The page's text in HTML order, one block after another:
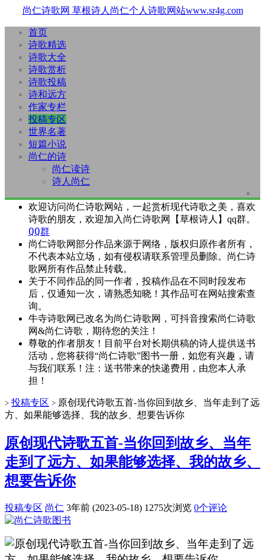
尚仁诗歌网 草根诗人尚仁个人诗歌网站www.sr4g.com
首页
诗歌精选
诗歌大全
诗歌赏析
诗歌投稿
诗和远方
作家专栏
投稿专区
世界名著
短篇小说
尚仁的诗
尚仁读诗
诗人尚仁
欢迎访问尚仁诗歌网站，一起赏析现代诗歌之美，喜欢
诗歌的朋友，欢迎加入尚仁诗歌网【草根诗人】qq群。
QQ群
尚仁诗歌网部分作品来源于网络，版权归原作者所有，
不代表本站立场，如有侵权请联系管理员删除。尚仁诗
歌网所有作品禁止转载。
关于不同作品的同一作者，投稿作品在不同时段发布
后，仅通知一次，请熟悉知晓！其作品可在网站搜索查
询。
牛寺诗歌网已改名为尚仁诗歌网，可抖音搜索尚仁诗歌
网&尚仁诗歌，期待您的关注！
尊敬的作者朋友！目前平台对长期供稿的诗人提供送书
活动，您将获得“尚仁诗歌”图书一册，如您有兴趣，请
与我们联系！注：送书带来的快递费用，由您本人承
担！
> 投稿专区 > 原创现代诗歌五首-当你回到故乡、当年走到了远
方、如果能够选择、我的故乡、想要告诉你
原创现代诗歌五首-当你回到故乡、当年
走到了远方、如果能够选择、我的故乡、
想要告诉你
投稿专区 尚仁 3年前 (2023-05-18) 1275次浏览 0个评论